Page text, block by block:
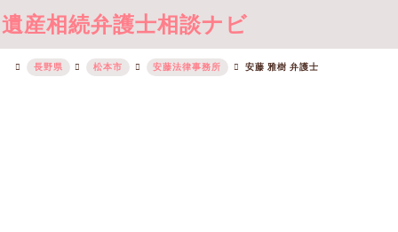
遺産相続弁護士相談ナビ
長野県 松本市 安藤法律事務所 安藤 雅樹 弁護士